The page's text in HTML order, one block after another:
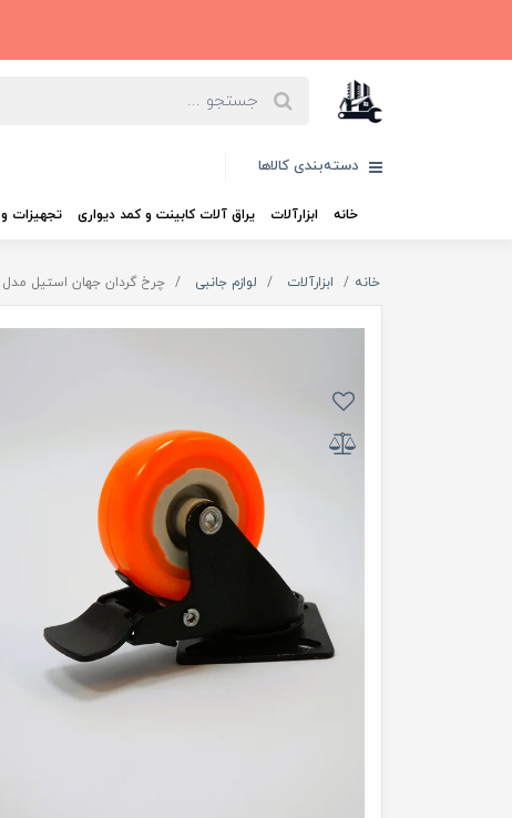
دسته‌بندی کالاها
خانه ابزارآلات یراق آلات کابینت و کمد دیواری تجهیزات
خانه ابزارآلات لوازم جانبی چرخ گردان جهان استیل مدل